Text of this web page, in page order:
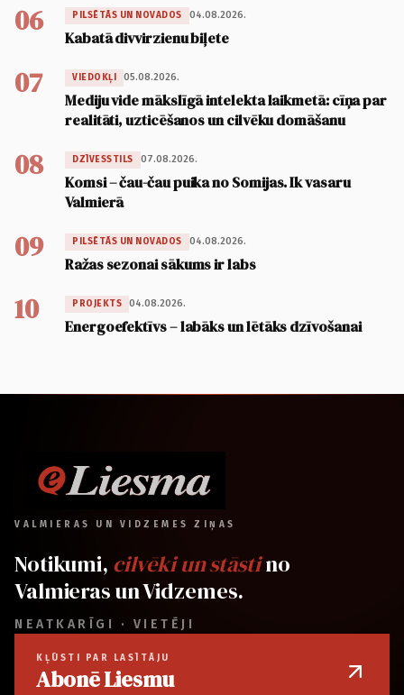
06 PILSĒTĀS UN NOVADOS 04.08.2026.
Kabatā divvirzienu biļete
07 VIEDOKĻI 05.08.2026.
Mediju vide mākslīgā intelekta laikmetā: cīņa par
realitāti, uzticēšanos un cilvēku domāšanu
08 DZĪVESSTILS 07.08.2026.
Komsi – čau-čau puika no Somijas. Ik vasaru
Valmierā
09 PILSĒTĀS UN NOVADOS 04.08.2026.
Ražas sezonai sākums ir labs
10 PROJEKTS 04.08.2026.
Energoefektīvs – labāks un lētāks dzīvošanai
VALMIERAS UN VIDZEMES ZIŅAS
Notikumi, cilvēki un stāstino
Valmieras un Vidzemes.
NEATKARĪGI · VIETĒJI
KĻŪSTI PAR LASĪTĀJU
Abonē Liesmu